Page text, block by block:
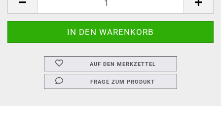
AUF DEN MERKZETTEL
FRAGE ZUM PRODUKT